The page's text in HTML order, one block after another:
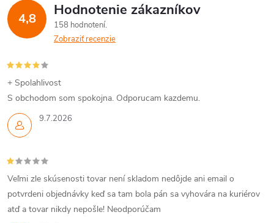
4,8 Hodnotenie zákazníkov
158 hodnotení
Zobraziť recenzie
9.7.2026
+ Spolahlivost
S obchodom som spokojna. Odporucam kazdemu.
Veľmi zle skúsenosti tovar není skladom nedôjde ani email o
potvrdeni objednávky keď sa tam bola pán sa vyhovára na kuriérov
atď a tovar nikdy nepošle! Neodporúčam